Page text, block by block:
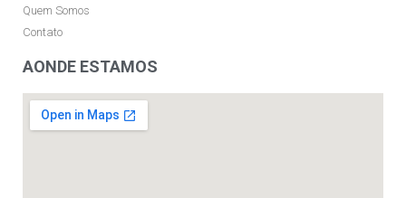
Quem Somos
Contato
AONDE ESTAMOS